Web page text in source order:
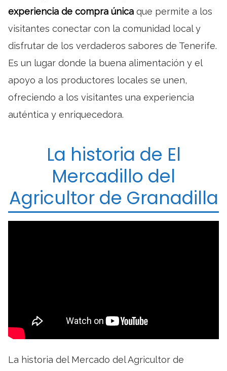
experiencia de compra única que permite a los
visitantes conectar con la comunidad local y
disfrutar de los verdaderos sabores de Tenerife.
Es un lugar donde la buena alimentación y el
apoyo a los productores locales se unen,
ofreciendo a los visitantes una experiencia
auténtica y enriquecedora.
La historia de El
Mercadillo del
Agricultor de Granadilla
La historia del Mercado del Agricultor de